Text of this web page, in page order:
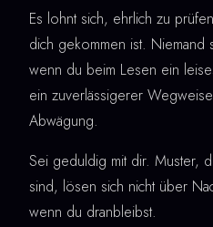
Es lohnt sich, ehrlich zu
dich gekommen ist.
wenn du beim Lesen ein
ein zuverlässigerer
Abwägung.
Sei geduldig mit dir. Muster,
sind, lösen sich nicht über
wenn du dranbleibst.